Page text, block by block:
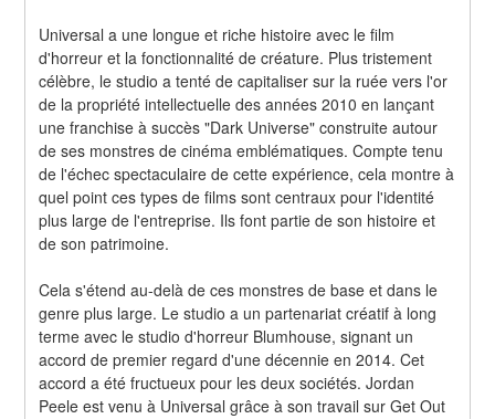
Universal a une longue et riche histoire avec le film
d'horreur et la fonctionnalité de créature. Plus tristement
célèbre, le studio a tenté de capitaliser sur la ruée vers l'or
de la propriété intellectuelle des années 2010 en lançant
une franchise à succès "Dark Universe" construite autour
de ses monstres de cinéma emblématiques. Compte tenu
de l'échec spectaculaire de cette expérience, cela montre à
quel point ces types de films sont centraux pour l'identité
plus large de l'entreprise. Ils font partie de son histoire et
de son patrimoine.
Cela s'étend au-delà de ces monstres de base et dans le
genre plus large. Le studio a un partenariat créatif à long
terme avec le studio d'horreur Blumhouse, signant un
accord de premier regard d'une décennie en 2014. Cet
accord a été fructueux pour les deux sociétés. Jordan
Peele est venu à Universal grâce à son travail sur Get Out